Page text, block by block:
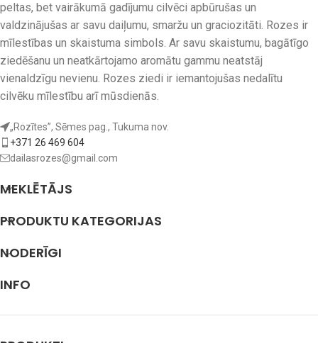
peltas, bet vairākumā gadījumu cilvēci apbūrušas un
valdzinājušas ar savu daiļumu, smaržu un graciozitāti. Rozes ir
mīlestības un skaistuma simbols. Ar savu skaistumu, bagātīgo
ziedēšanu un neatkārtojamo aromātu gammu neatstāj
vienaldzīgu nevienu. Rozes ziedi ir iemantojušas nedalītu
cilvēku mīlestību arī mūsdienās.
„Rozītes”, Sēmes pag., Tukuma nov.
+371 26 469 604
dailasrozes@gmail.com
MEKLĒTĀJS
PRODUKTU KATEGORIJAS
NODERĪGI
INFO